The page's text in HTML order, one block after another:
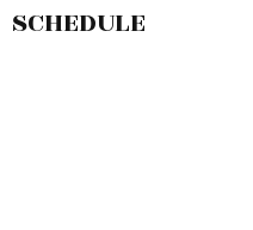
SCHEDULE